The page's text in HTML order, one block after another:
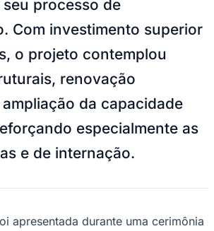
processo de
Com investimento superior
o projeto contemplou
renovação
da capacidade
especialmente as
e de internação.
apresentada durante uma cerimônia